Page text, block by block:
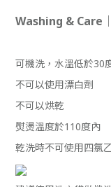
Washing & Care
可機洗，水溫低於30
不可以使用漂白劑
不可以烘乾
熨燙溫度於110度內
乾洗時不可使用四氯